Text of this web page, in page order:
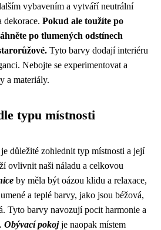
vybavením a vytváří neutrální
dekorace. Pokud ale toužíte po
po tlumených odstínech
Tyto barvy dodají interiéru
Nebojte se experimentovat a
a materiály.
typu místnosti
důležité zohlednit typ místnosti a její
ovlivnit naši náladu a celkovou
by měla být oázou klidu a relaxace,
a teplé barvy, jako jsou béžová,
Tyto barvy navozují pocit harmonie a
Obývací pokojje naopak místem